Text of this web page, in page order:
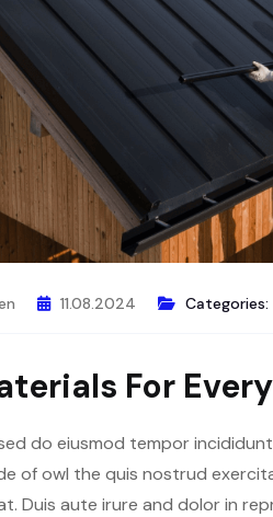
11.08.2024 Categories:
For
do eiusmod tempor
of owl the quis nostrud
Duis aute irure and dolor in